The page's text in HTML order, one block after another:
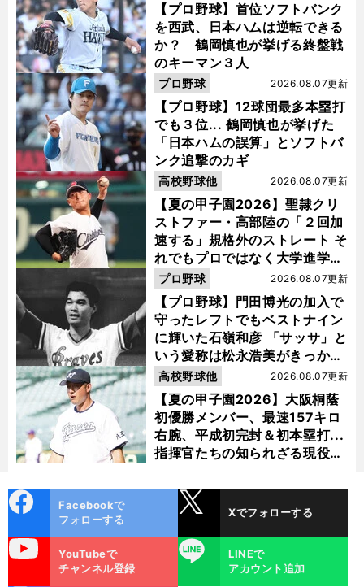
【プロ野球】首位ソフトバンク
を西武、日本ハムは逆転できる
か？ 鶴岡慎也が挙げる終盤戦
のキーマン３人
【プロ野球】12球団最多本塁打
でも３位... 鶴岡慎也が挙げた
「日本ハムの誤算」とソフトバ
ンク追撃のカギ
2026.08.07更新
プロ野球
【夏の甲子園2026】聖隷クリ
ストファー・高部陸の「２回加
速する」規格外のストレート そ
れでもプロではなく大学進学を
選ぶ理由
2026.08.07更新
高校野球他
【プロ野球】門田博光の加入で
守ったレフトでもベストナイン
に輝いた石嶺和彦 「サッサ」と
いう愛称は松永浩美がきっか
け？
2026.08.07更新
プロ野球
【夏の甲子園2026】大阪桐蔭
初優勝メンバー、最速157キロ
右腕、平成初完封＆初本塁打...
指揮官たちの知られざる現役時
代
2026.08.07更新
高校野球他
ok
Facebookで
フォローする
Xでフォローする
YouTubeで
チャンネル登録
LINE
LINEで
アカウント追加